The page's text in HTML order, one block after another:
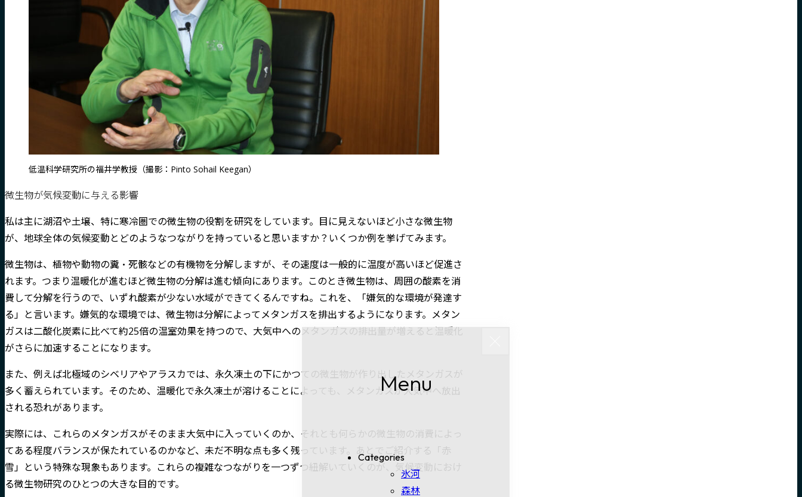
Menu
Categories
氷河
森林
低温科学研究所の福井学教授（撮影：Pinto Sohail Keegan）
微生物が気候変動に与える影響
私は主に湖沼や土壌、特に寒冷圏での微生物の役割を研究をしています。目に見えないほど小さな微生物
が、地球全体の気候変動とどのようなつながりを持っていると思いますか？いくつか例を挙げてみます。
微生物は、植物や動物の糞・死骸などの有機物を分解しますが、その速度は一般的に温度が高いほど促進さ
れます。つまり温暖化が進むほど微生物の分解は進む傾向にあります。このとき微生物は、周囲の酸素を消
費して分解を行うので、いずれ酸素が少ない水域ができてくるんですね。これを、「嫌気的な環境が発達す
る」と言います。嫌気的な環境では、微生物は分解によってメタンガスを排出するようになります。メタン
ガスは二酸化炭素に比べて約25倍の温室効果を持つので、大気中へのメタンガスの排出量が増えると温暖化
がさらに加速することになります。
また、例えば北極域のシベリアやアラスカでは、永久凍土の下にかつての微生物が作り出したメタンガスが
多く蓄えられています。そのため、温暖化で永久凍土が溶けることによっても、メタンガスが大気中へ放出
される恐れがあります。
実際には、これらのメタンガスがそのまま大気中に入っていくのか、それとも何らかの微生物の消費によっ
てある程度バランスが保たれているのかなど、未だ不明な点も多く残っています。あとでご紹介する「赤
雪」という特殊な現象もあります。これらの複雑なつながりを一つずつ紐解いていくのが、気候変動におけ
る微生物研究のひとつの大きな目的です。